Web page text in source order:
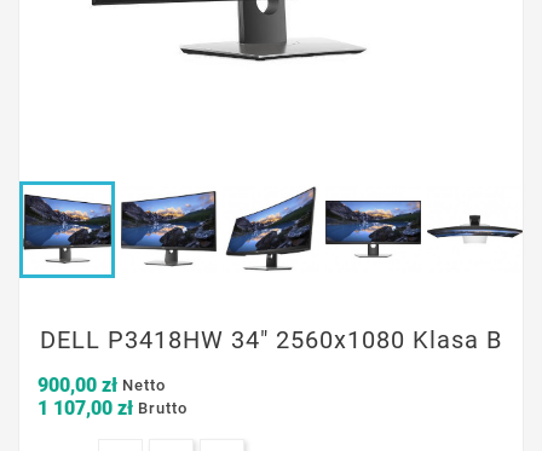
DELL P3418HW 34" 2560x1080 Klasa B
900,00 zł Netto
1 107,00 zł Brutto